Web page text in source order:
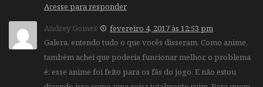
Acesse para responder
Andrey Gomes
fevereiro 4, 2017 às 12:53 pm
Galera, entendo tudo o que vocês disseram. Como anime,
também achei que poderia funcionar melhor, o problema
é: esse anime foi feito para os fãs do jogo. E não estou